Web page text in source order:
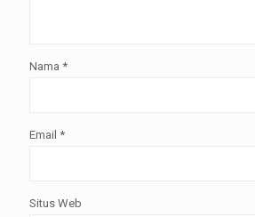
Nama *
Email *
Situs Web